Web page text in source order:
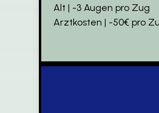
Alt | -3 Augen pro Zug
Arztkosten | -50€ pro